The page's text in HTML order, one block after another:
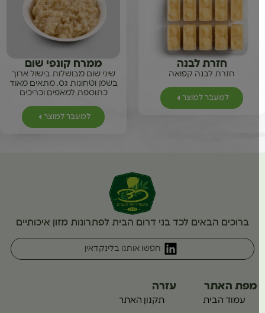
חזרת לבנה
חזרת לבנה קפואה
למעבר למוצר
ממרח קונפי שום
שיני שום מבושלות בישול ארוך
בשמן וטחונות גס, מתאים מאוד
כתוספת למאפים וכריכים
למעבר למוצר
ברוכים הבאים לכד בני דרום הבית לפתרונות מזון איכותיים
חפשו אותנו בלינקדאין
מפת האתר
עמוד הבית
עזרה
תקנון האתר